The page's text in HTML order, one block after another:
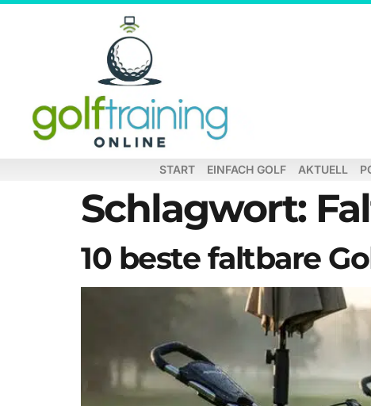
START EINFACH GOLF AKTUELL
Schlagwort:
10 beste faltbare